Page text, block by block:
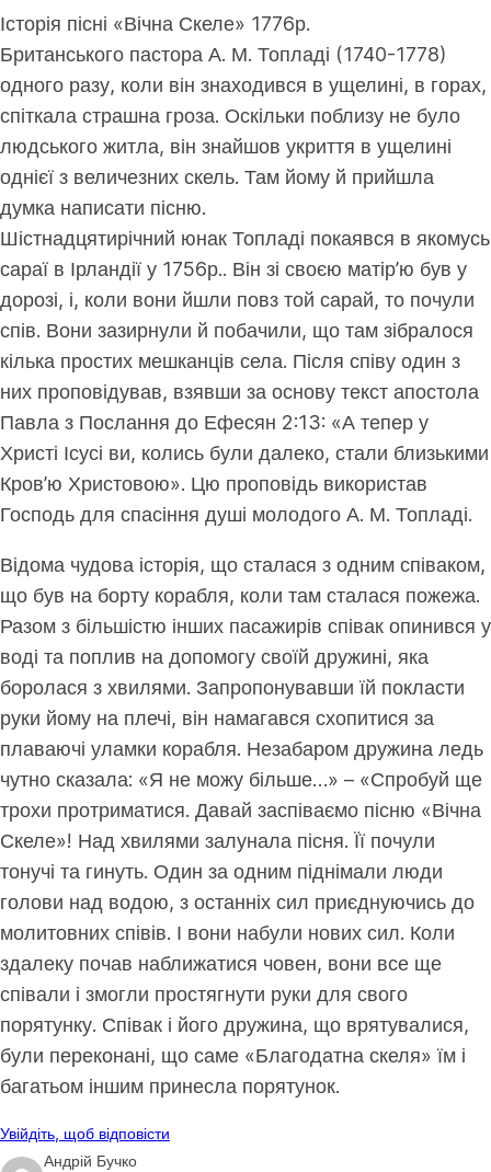
Історія пісні «Вічна Скеле» 1776р.
Британського пастора А. М. Топладі (1740-1778)
одного разу, коли він знаходився в ущелині, в горах,
спіткала страшна гроза. Оскільки поблизу не було
людського житла, він знайшов укриття в ущелині
однієї з величезних скель. Там йому й прийшла
думка написати пісню.
Шістнадцятирічний юнак Топладі покаявся в якомусь
сараї в Ірландії у 1756р.. Він зі своєю матір’ю був у
дорозі, і, коли вони йшли повз той сарай, то почули
спів. Вони зазирнули й побачили, що там зібралося
кілька простих мешканців села. Після співу один з
них проповідував, взявши за основу текст апостола
Павла з Послання до Ефесян 2:13: «А тепер у
Христі Ісусі ви, колись були далеко, стали близькими
Кров’ю Христовою». Цю проповідь використав
Господь для спасіння душі молодого А. М. Топладі.
Відома чудова історія, що сталася з одним співаком,
що був на борту корабля, коли там сталася пожежа.
Разом з більшістю інших пасажирів співак опинився у
воді та поплив на допомогу своїй дружині, яка
боролася з хвилями. Запропонувавши їй покласти
руки йому на плечі, він намагався схопитися за
плаваючі уламки корабля. Незабаром дружина ледь
чутно сказала: «Я не можу більше…» – «Спробуй ще
трохи протриматися. Давай заспіваємо пісню «Вічна
Скеле»! Над хвилями залунала пісня. Її почули
тонучі та гинуть. Один за одним піднімали люди
голови над водою, з останніх сил приєднуючись до
молитовних співів. І вони набули нових сил. Коли
здалеку почав наближатися човен, вони все ще
співали і змогли простягнути руки для свого
порятунку. Співак і його дружина, що врятувалися,
були переконані, що саме «Благодатна скеля» їм і
багатьом іншим принесла порятунок.
Увійдіть, щоб відповісти
Андрій Бучко